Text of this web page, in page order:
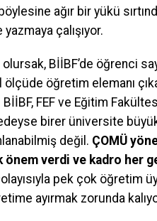
ağır bir yükü
çalışıyor.
BİİBF’de öğrenci
ölçüde öğretim elemanı
FEF ve Eğitim
birer üniversite
değil. ÇOMÜ
verdi ve kadro her
pek çok öğretim
ayırmak zorunda